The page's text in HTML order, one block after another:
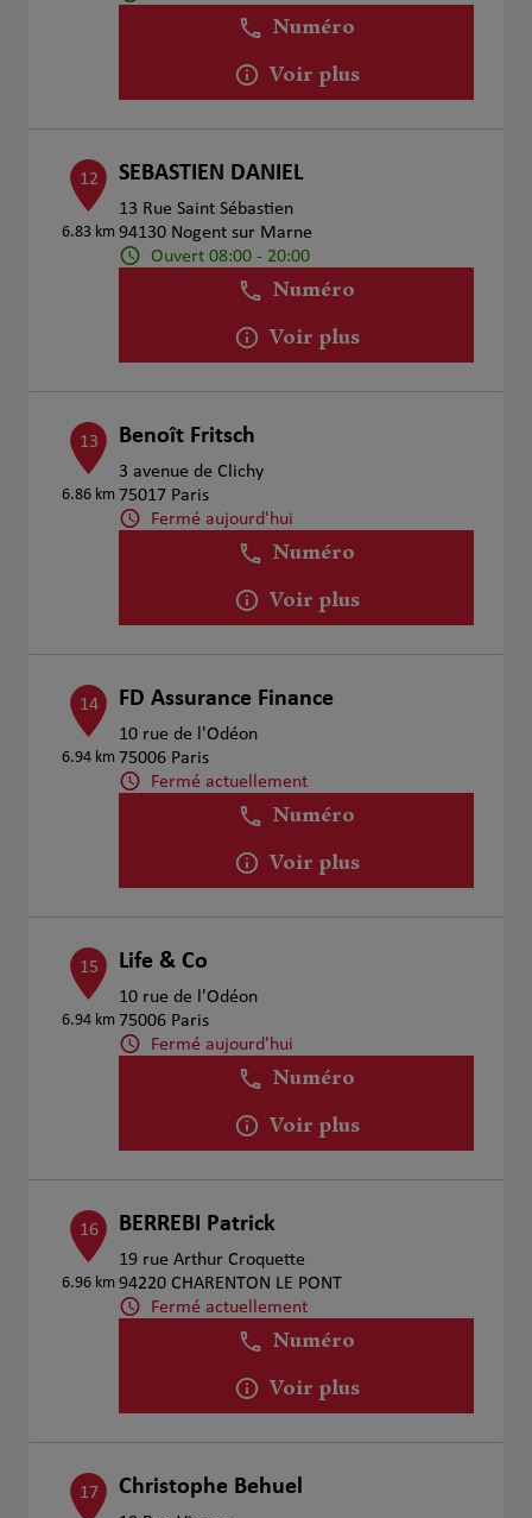
Numéro
Voir plus
12
6.83 km
SEBASTIEN DANIEL
13 Rue Saint Sébastien
94130 Nogent sur Marne
Ouvert 08:00 - 20:00
Numéro
Voir plus
13
6.86 km
Benoît Fritsch
3 avenue de Clichy
75017 Paris
Fermé aujourd'hui
Numéro
Voir plus
14
6.94 km
FD Assurance Finance
10 rue de l'Odéon
75006 Paris
Fermé actuellement
Numéro
Voir plus
15
6.94 km
Life & Co
10 rue de l'Odéon
75006 Paris
Fermé aujourd'hui
Numéro
Voir plus
16
6.96 km
BERREBI Patrick
19 rue Arthur Croquette
94220 CHARENTON LE PONT
Fermé actuellement
Numéro
Voir plus
17 Christophe Behuel